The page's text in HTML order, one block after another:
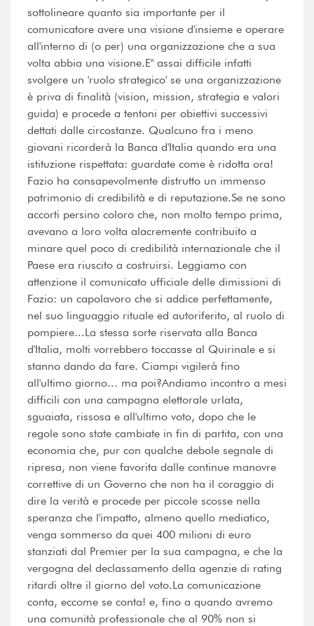
sottolineare quanto sia importante per il
comunicatore avere una visione d'insieme e operare
all'interno di (o per) una organizzazione che a sua
volta abbia una visione.E'' assai difficile infatti
svolgere un 'ruolo strategico' se una organizzazione
è priva di finalità (vision, mission, strategia e valori
guida) e procede a tentoni per obiettivi successivi
dettati dalle circostanze. Qualcuno fra i meno
giovani ricorderà la Banca d'Italia quando era una
istituzione rispettata: guardate come è ridotta ora!
Fazio ha consapevolmente distrutto un immenso
patrimonio di credibilità e di reputazione.Se ne sono
accorti persino coloro che, non molto tempo prima,
avevano a loro volta alacremente contribuito a
minare quel poco di credibilità internazionale che il
Paese era riuscito a costruirsi. Leggiamo con
attenzione il comunicato ufficiale delle dimissioni di
Fazio: un capolavoro che si addice perfettamente,
nel suo linguaggio rituale ed autoriferito, al ruolo di
pompiere...La stessa sorte riservata alla Banca
d'Italia, molti vorrebbero toccasse al Quirinale e si
stanno dando da fare. Ciampi vigilerà fino
all'ultimo giorno... ma poi?Andiamo incontro a mesi
difficili con una campagna elettorale urlata,
sguaiata, rissosa e all'ultimo voto, dopo che le
regole sono state cambiate in fin di partita, con una
economia che, pur con qualche debole segnale di
ripresa, non viene favorita dalle continue manovre
correttive di un Governo che non ha il coraggio di
dire la verità e procede per piccole scosse nella
speranza che l'impatto, almeno quello mediatico,
venga sommerso da quei 400 milioni di euro
stanziati dal Premier per la sua campagna, e che la
vergogna del declassamento della agenzie di rating
ritardi oltre il giorno del voto.La comunicazione
conta, eccome se conta! e, fino a quando avremo
una comunità professionale che al 90% non si